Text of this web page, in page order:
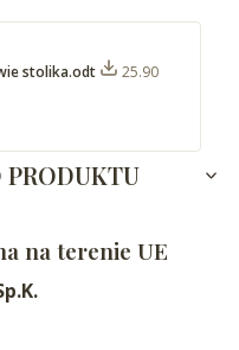
stolika.odt
25.90
PRODUKTU
na terenie UE